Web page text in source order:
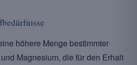
höhere Menge bestimmter
Magnesium, die für den Erhalt